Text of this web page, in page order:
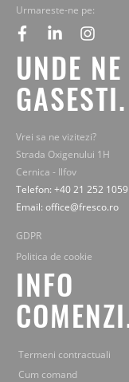
Urmareste-ne pe:
facebook
linkedin
UNDE NE
GASESTI.
Vrei sa ne vizitezi?
Strada Oxigenului 1H
Cernica - Ilfov
Telefon: +40 21 252 1059
Email: office@fresco.ro
GDPR
Politica de cookie
INFO
Termeni contractuali
Cum comand